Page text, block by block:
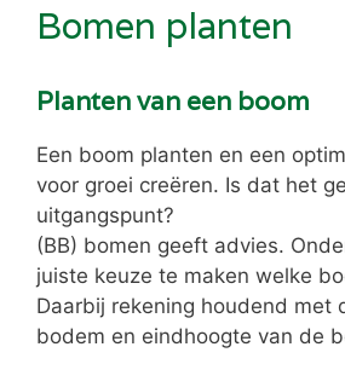
Bomen planten
Planten van een boom
Een boom planten en een
voor groei creëren. Is dat het
uitgangspunt?
(BB) bomen geeft advies.
juiste keuze te maken welke
Daarbij rekening houdend met
bodem en eindhoogte van de